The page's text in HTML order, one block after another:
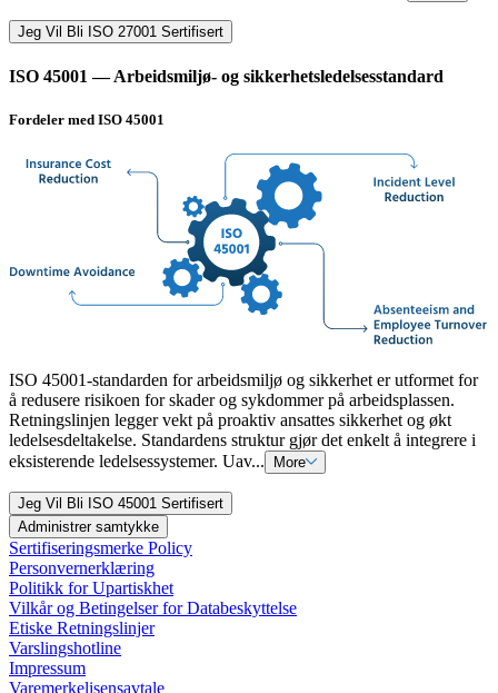
Jeg Vil Bli ISO 27001 Sertifisert
ISO 45001 — Arbeidsmiljø- og sikkerhetsledelsesstandard
Fordeler med ISO 45001
ISO 45001-standarden for arbeidsmiljø og sikkerhet er utformet for
å redusere risikoen for skader og sykdommer på arbeidsplassen.
Retningslinjen legger vekt på proaktiv ansattes sikkerhet og økt
ledelsesdeltakelse. Standardens struktur gjør det enkelt å integrere i
eksisterende ledelsessystemer. Uav...
More
Jeg Vil Bli ISO 45001 Sertifisert
Administrer samtykke
Sertifiseringsmerke Policy
Personvernerklæring
Politikk for Upartiskhet
Vilkår og Betingelser for Databeskyttelse
Etiske Retningslinjer
Varslingshotline
Impressum
Varemerkelisensavtale